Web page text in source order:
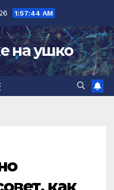
1:57:45 AM
на ушко